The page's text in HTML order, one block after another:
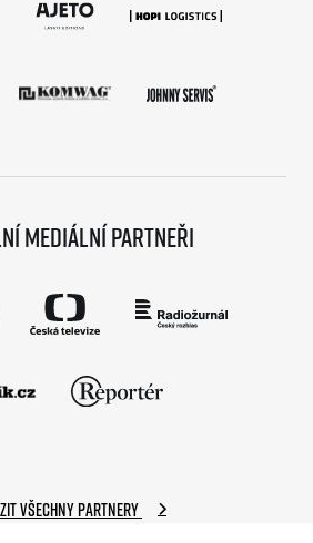
mediální partneři
všechny partnery